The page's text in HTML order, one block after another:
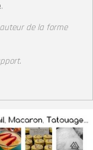
.
de la forme
.